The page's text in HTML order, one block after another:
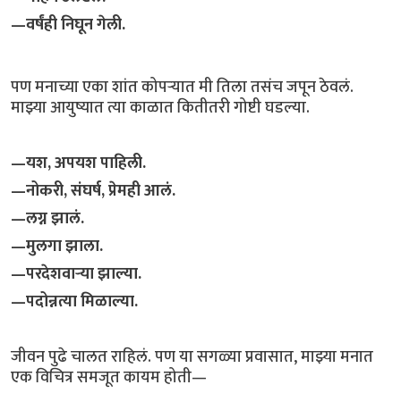
—वर्षंही निघून गेली.
पण मनाच्या एका शांत कोपऱ्यात मी तिला तसंच जपून ठेवलं.
माझ्या आयुष्यात त्या काळात कितीतरी गोष्टी घडल्या.
—यश, अपयश पाहिली.
—नोकरी, संघर्ष, प्रेमही आलं.
—लग्न झालं.
—मुलगा झाला.
—परदेशवाऱ्या झाल्या.
—पदोन्नत्या मिळाल्या.
जीवन पुढे चालत राहिलं. पण या सगळ्या प्रवासात, माझ्या मनात
एक विचित्र समजूत कायम होती—